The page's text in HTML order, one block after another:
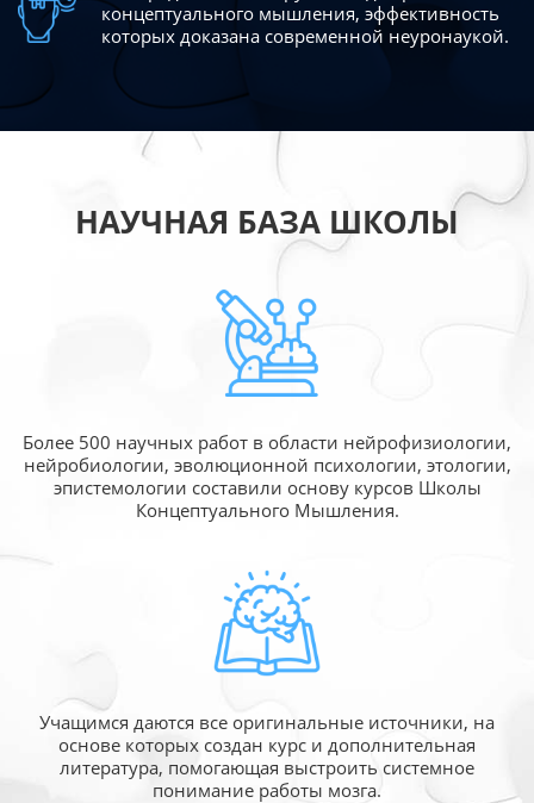
концептуального мышления, эффективность
которых доказана современной неуронаукой.
НАУЧНАЯ БАЗА ШКОЛЫ
Более 500 научных работ в области нейрофизиологии,
нейробиологии, эволюционной психологии, этологии,
эпистемологии составили основу курсов Школы
Концептуального Мышления.
Учащимся даются все оригинальные источники, на
основе которых создан курс и дополнительная
литература, помогающая выстроить системное
понимание работы мозга.